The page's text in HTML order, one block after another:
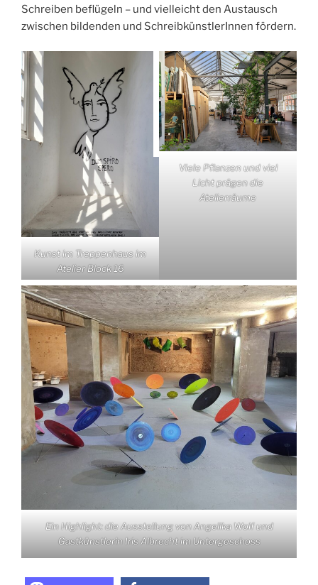
Schreiben beflügeln – und vielleicht den Austausch
zwischen bildenden und SchreibkünstlerInnen fördern.
Kunst im Treppenhaus im
Atelier Block 16
Viele Pflanzen und viel
Licht prägen die
Atelierräume
Ein Highlight: die Ausstellung von Angelika Wolf und
Gastkünstlerin Iris Albrecht im Untergeschoss